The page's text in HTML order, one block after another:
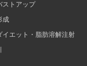
について】
より個人情報に関す
ム
ストアップ
成
イエット・脂肪溶解注射